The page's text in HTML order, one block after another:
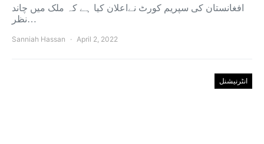
افغانستان کی سپریم کورٹ نےاعلان کیا ہے کہ ملک میں چاند
نظر…
Sanniah Hassan April 2, 2022
انٹرنیشنل